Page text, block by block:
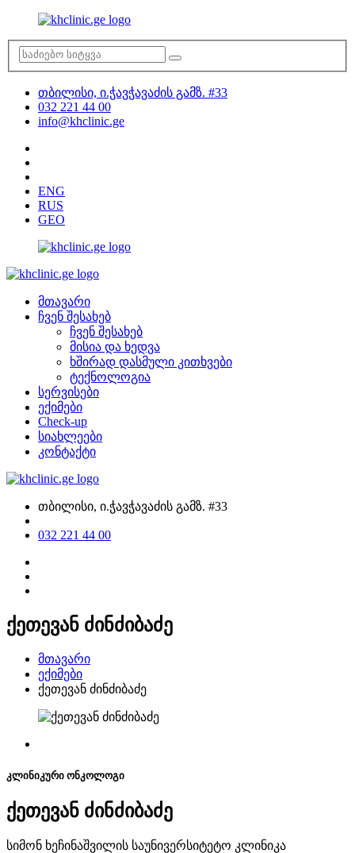
თბილისი, ი.ჭავჭავაძის გამზ. #33
032 221 44 00
info@khclinic.ge
ENG
RUS
GEO
მთავარი
ჩვენ შესახებ
ჩვენ შესახებ
მისია და ხედვა
ხშირად დასმული კითხვები
ტექნოლოგია
სერვისები
ექიმები
Check-up
სიახლეები
კონტაქტი
თბილისი, ი.ჭავჭავაძის გამზ. #33
032 221 44 00
ქეთევან ძინძიბაძე
მთავარი
ექიმები
ქეთევან ძინძიბაძე
კლინიკური ონკოლოგი
ქეთევან ძინძიბაძე
სიმონ ხეჩინაშვილის საუნივერსიტეტო კლინიკა